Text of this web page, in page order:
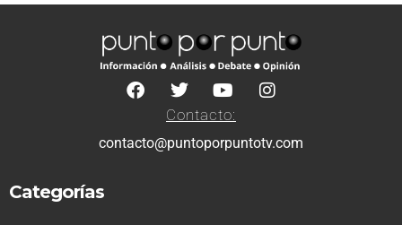
Contacto:
contacto@puntoporpuntotv.com
Categorías